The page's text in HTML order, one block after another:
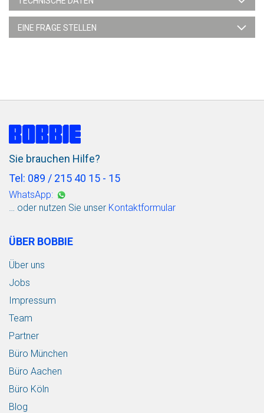
EINE FRAGE STELLEN
Sie brauchen Hilfe?
Tel: 089 / 215 40 15 - 15
WhatsApp:
… oder nutzen Sie unser Kontaktformular
ÜBER BOBBIE
Über uns
Jobs
Impressum
Team
Partner
Büro München
Büro Aachen
Büro Köln
Blog